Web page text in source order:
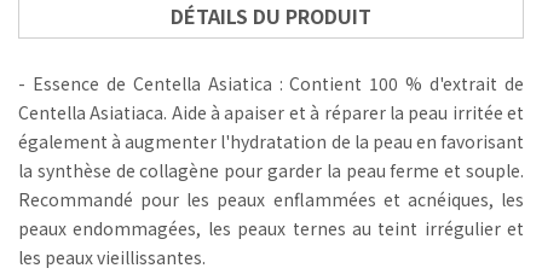
DÉTAILS DU PRODUIT
- Essence de Centella Asiatica : Contient 100 % d'extrait de
Centella Asiatiaca. Aide à apaiser et à réparer la peau irritée et
également à augmenter l'hydratation de la peau en favorisant
la synthèse de collagène pour garder la peau ferme et souple.
Recommandé pour les peaux enflammées et acnéiques, les
peaux endommagées, les peaux ternes au teint irrégulier et
les peaux vieillissantes.